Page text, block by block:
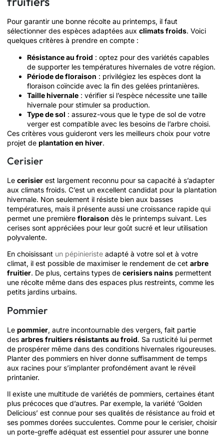
Pour garantir une bonne récolte au printemps, il faut
sélectionner des espèces adaptées aux climats froids. Voici
quelques critères à prendre en compte :
Résistance au froid : optez pour des variétés capables
de supporter les températures hivernales de votre région.
Période de floraison : privilégiez les espèces dont la
floraison coïncide avec la fin des gelées printanières.
Taille hivernale : vérifier si l’espèce nécessite une taille
hivernale pour stimuler sa production.
Type de sol : assurez-vous que le type de sol de votre
verger est compatible avec les besoins de l’arbre choisi.
Ces critères vous guideront vers les meilleurs choix pour votre
projet de plantation en hiver.
Cerisier
Le cerisier est largement reconnu pour sa capacité à s’adapter
aux climats froids. C’est un excellent candidat pour la plantation
hivernale. Non seulement il résiste bien aux basses
températures, mais il présente aussi une croissance rapide qui
permet une première floraison dès le printemps suivant. Les
cerises sont appréciées pour leur goût sucré et leur utilisation
polyvalente.
En choisissant un pépinieriste adapté à votre sol et à votre
climat, il est possible de maximiser le rendement de cet arbre
fruitier. De plus, certains types de cerisiers nains permettent
une récolte même dans des espaces plus restreints, comme les
petits jardins urbains.
Pommier
Le pommier, autre incontournable des vergers, fait partie
des arbres fruitiers résistants au froid. Sa rusticité lui permet
de prospérer même dans des conditions hivernales rigoureuses.
Planter des pommiers en hiver donne suffisamment de temps
aux racines pour s’implanter profondément avant le réveil
printanier.
Il existe une multitude de variétés de pommiers, certaines étant
plus précoces que d’autres. Par exemple, la variété ‘Golden
Delicious’ est connue pour ses qualités de résistance au froid et
ses pommes dorées succulentes. Comme pour le cerisier, choisir
un porte-greffe adéquat est essentiel pour assurer une bonne